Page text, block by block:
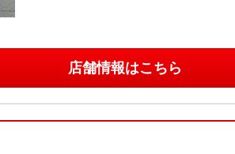
店舗情報はこちら